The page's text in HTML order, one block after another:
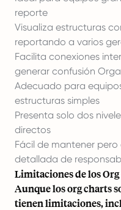
reporte
Visualiza estructuras
reportando a varios
Facilita conexiones
generar confusión
Adecuado para
estructuras simples
Presenta solo dos
directos
Fácil de mantener
detallada de
Limitaciones de los
Aunque los org charts
tienen limitaciones,